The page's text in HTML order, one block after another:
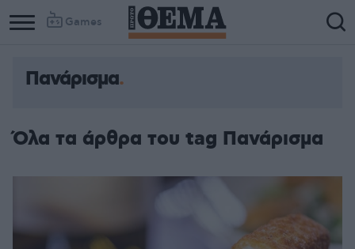
Games
Πανάρισμα
Όλα τα άρθρα του tag Πανάρισμα